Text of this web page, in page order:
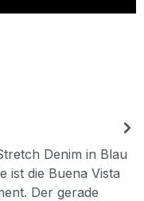
Denim in Blau
ist die Buena Vista
Der gerade